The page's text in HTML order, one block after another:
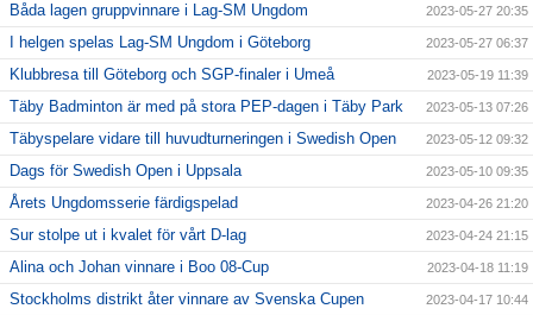
Båda lagen gruppvinnare i Lag-SM Ungdom 2023-05-27 20:35
I helgen spelas Lag-SM Ungdom i Göteborg 2023-05-27 06:37
Klubbresa till Göteborg och SGP-finaler i Umeå 2023-05-19 11:39
Täby Badminton är med på stora PEP-dagen i Täby Park 2023-05-13 07:26
Täbyspelare vidare till huvudturneringen i Swedish Open 2023-05-12 09:32
Dags för Swedish Open i Uppsala 2023-05-10 09:35
Årets Ungdomsserie färdigspelad 2023-04-26 21:20
Sur stolpe ut i kvalet för vårt D-lag 2023-04-24 21:15
Alina och Johan vinnare i Boo 08-Cup 2023-04-18 11:19
Stockholms distrikt åter vinnare av Svenska Cupen 2023-04-17 10:44